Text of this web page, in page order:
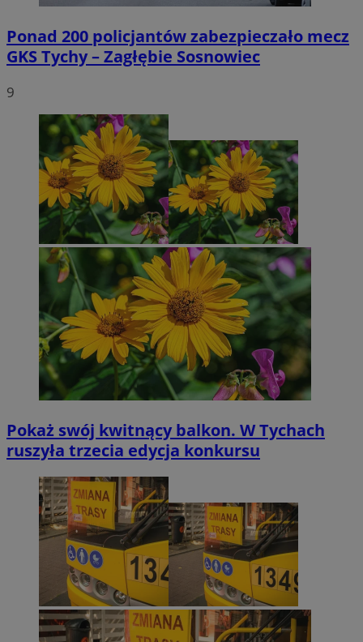
Ponad 200 policjantów zabezpieczało mecz
GKS Tychy – Zagłębie Sosnowiec
9
Pokaż swój kwitnący balkon. W Tychach
ruszyła trzecia edycja konkursu